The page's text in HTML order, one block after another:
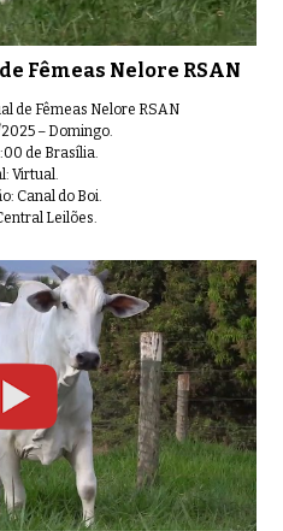
Fêmeas Nelore RSAN
de Fêmeas Nelore RSAN
– Domingo.
de Brasília.
Virtual.
Canal do Boi.
Leilões.